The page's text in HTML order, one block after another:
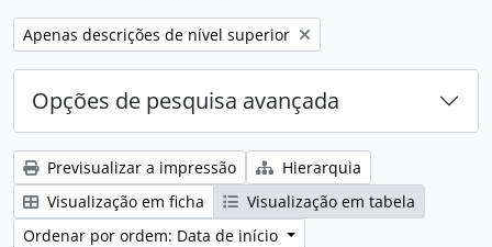
Remover filtro:
Apenas descrições de nível superior
Opções de pesquisa avançada
Previsualizar a impressão
Hierarquia
Visualização em ficha
Visualização em tabela
Ordenar por ordem: Data de início